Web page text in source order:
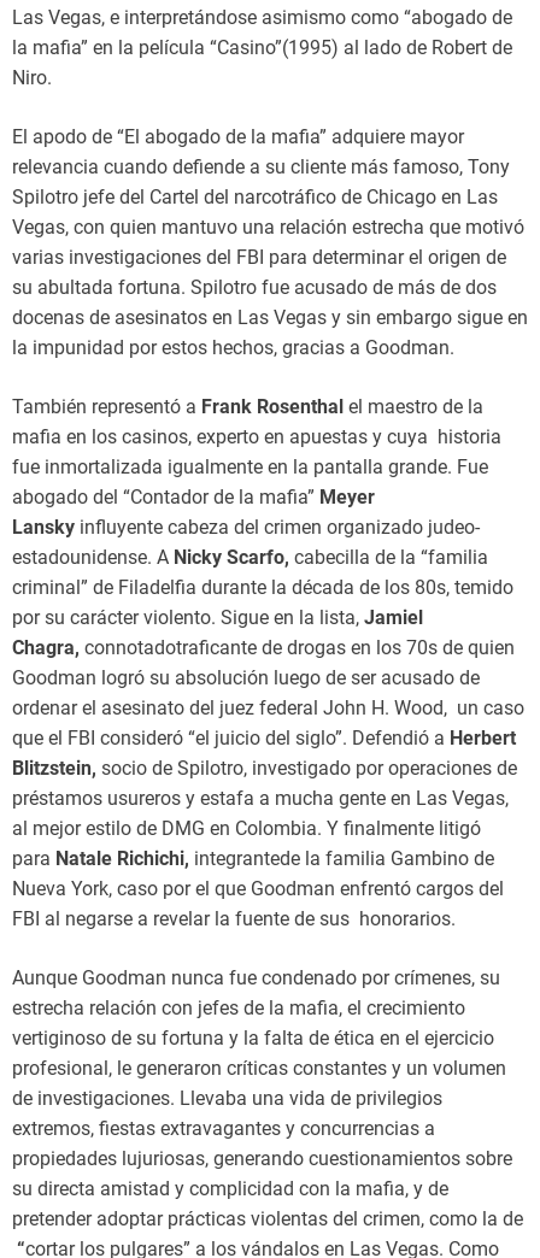
Las Vegas, e interpretándose asimismo como “abogado de
la mafia” en la película “Casino”(1995) al lado de Robert de
Niro.
El apodo de “El abogado de la mafia” adquiere mayor
relevancia cuando defiende a su cliente más famoso, Tony
Spilotro jefe del Cartel del narcotráfico de Chicago en Las
Vegas, con quien mantuvo una relación estrecha que motivó
varias investigaciones del FBI para determinar el origen de
su abultada fortuna. Spilotro fue acusado de más de dos
docenas de asesinatos en Las Vegas y sin embargo sigue en
la impunidad por estos hechos, gracias a Goodman.
También representó a Frank Rosenthal el maestro de la
mafia en los casinos, experto en apuestas y cuya historia
fue inmortalizada igualmente en la pantalla grande. Fue
abogado del “Contador de la mafia” Meyer
Lansky influyente cabeza del crimen organizado judeo-
estadounidense. A Nicky Scarfo, cabecilla de la “familia
criminal” de Filadelfia durante la década de los 80s, temido
por su carácter violento. Sigue en la lista, Jamiel
Chagra, connotadotraficante de drogas en los 70s de quien
Goodman logró su absolución luego de ser acusado de
ordenar el asesinato del juez federal John H. Wood, un caso
que el FBI consideró “el juicio del siglo”. Defendió a Herbert
Blitzstein, socio de Spilotro, investigado por operaciones de
préstamos usureros y estafa a mucha gente en Las Vegas,
al mejor estilo de DMG en Colombia. Y finalmente litigó
para Natale Richichi, integrantede la familia Gambino de
Nueva York, caso por el que Goodman enfrentó cargos del
FBI al negarse a revelar la fuente de sus honorarios.
Aunque Goodman nunca fue condenado por crímenes, su
estrecha relación con jefes de la mafia, el crecimiento
vertiginoso de su fortuna y la falta de ética en el ejercicio
profesional, le generaron críticas constantes y un volumen
de investigaciones. Llevaba una vida de privilegios
extremos, fiestas extravagantes y concurrencias a
propiedades lujuriosas, generando cuestionamientos sobre
su directa amistad y complicidad con la mafia, y de
pretender adoptar prácticas violentas del crimen, como la de
“cortar los pulgares” a los vándalos en Las Vegas. Como